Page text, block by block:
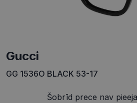
Gucci
GG 1536O BLACK 53-17
Šobrīd prece nav